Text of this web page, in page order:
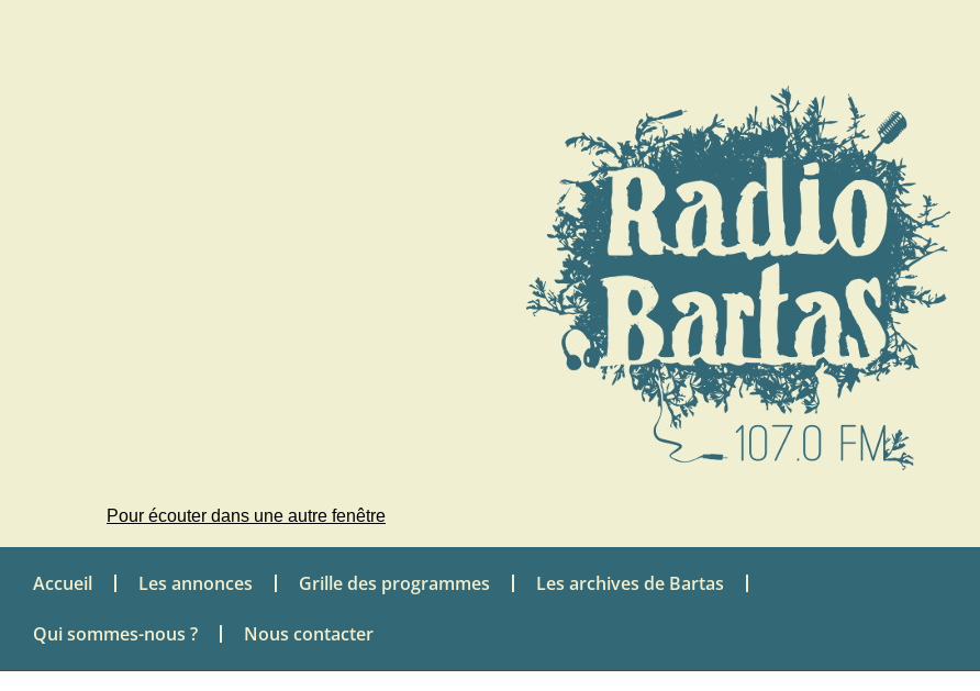
Pour écouter dans une autre fenêtre
Accueil Les annonces Grille des programmes Les archives de Bartas
Qui sommes-nous ? Nous contacter